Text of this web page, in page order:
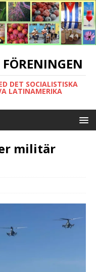
DET SOCIALISTISKA
LATINAMERIKA
militär